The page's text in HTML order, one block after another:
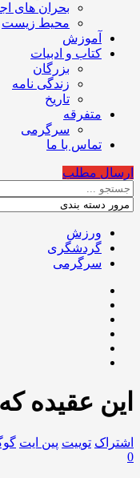
بحران های
محیط زیست
آموزش
کتاب و ادبیات
بزرگان
زندگی نامه
تاریخ
متفرقه
سرگرمی
تماس با ما
ارسال مطلب
ورزش
گردشگری
سرگرمی
این عقیده
اشتراک توییت پین ایت
0